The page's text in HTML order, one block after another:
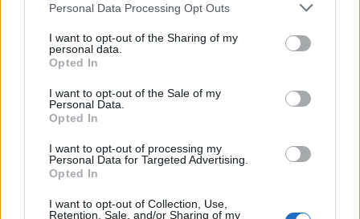
Personal Data Processing Opt Outs
I want to opt-out of the Sharing of my
personal data.
Opted In
I want to opt-out of the Sale of my
Personal Data.
Opted In
I want to opt-out of processing my
Personal Data for Targeted Advertising.
Opted In
I want to opt-out of Collection, Use,
Retention, Sale, and/or Sharing of my
ARTICLES CONNEXES PLUS DE L'AUTEUR
Canicule : les conseils
Santé
Éclipse du 12 août :
Un chewing-gum